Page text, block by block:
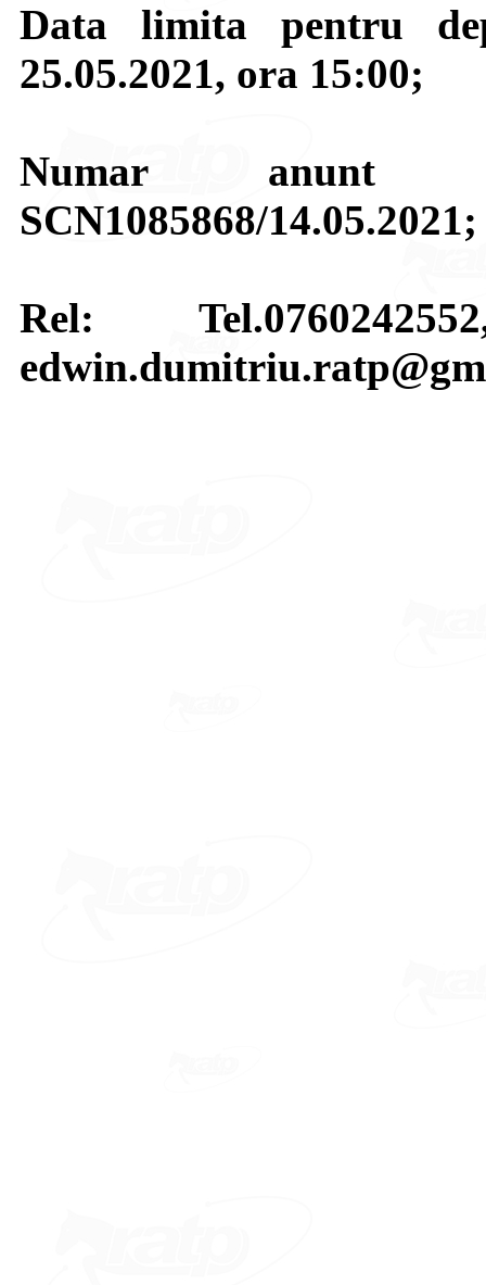
Data limita pentru
25.05.2021, ora 15:00;
Numar anunt
SCN1085868/14.05.2021;
Rel: